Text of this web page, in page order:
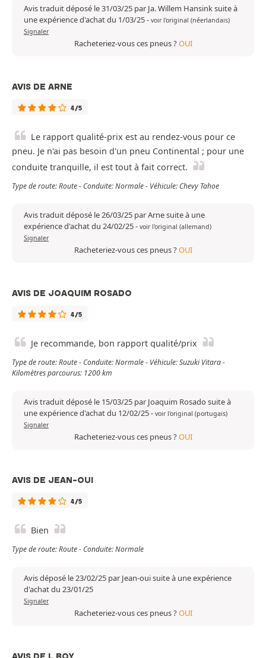
Avis traduit déposé le 31/03/25 par Ja. Willem Hansink suite à
une expérience d'achat du 1/03/25- voir l'original (néerlandais)
Signaler
Racheteriez-vous ces pneus ?OUI
AVIS DE ARNE
4/5
Le rapport qualité-prix est au rendez-vous pour ce
pneu. Je n'ai pas besoin d'un pneu Continental ; pour une
conduite tranquille, il est tout à fait correct.
Type de route: Route - Conduite: Normale - Véhicule: Chevy Tahoe
Avis traduit déposé le 26/03/25 par Arne suite à une
expérience d'achat du 24/02/25- voir l'original (allemand)
Signaler
Racheteriez-vous ces pneus ?OUI
AVIS DE JOAQUIM ROSADO
4/5
Je recommande, bon rapport qualité/prix
Type de route: Route - Conduite: Normale - Véhicule: Suzuki Vitara -
Kilomètres parcourus: 1200 km
Avis traduit déposé le 15/03/25 par Joaquim Rosado suite à
une expérience d'achat du 12/02/25- voir l'original (portugais)
Signaler
Racheteriez-vous ces pneus ?OUI
AVIS DE JEAN-OUI
4/5
Bien
Type de route: Route - Conduite: Normale
Avis déposé le 23/02/25 par Jean-oui suite à une expérience
d'achat du 23/01/25
Signaler
Racheteriez-vous ces pneus ?OUI